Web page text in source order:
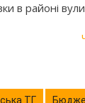
в районі
ТГ